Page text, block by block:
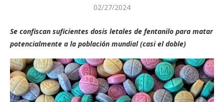
02/27/2024
Se confiscan suficientes dosis letales de fentanilo para matar
potencialmente a la población mundial (casi el doble)